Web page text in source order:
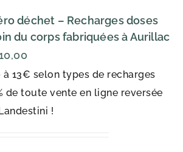
déchet – Recharges doses
du corps fabriquées à Aurillac
à 13€ selon types de recharges
de toute vente en ligne reversée
!